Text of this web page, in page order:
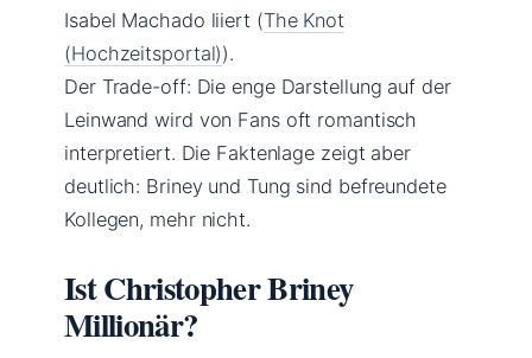
Isabel Machado liiert (The Knot
(Hochzeitsportal)).
Der Trade-off: Die enge Darstellung auf der
Leinwand wird von Fans oft romantisch
interpretiert. Die Faktenlage zeigt aber
deutlich: Briney und Tung sind befreundete
Kollegen, mehr nicht.
Ist Christopher Briney
Millionär?